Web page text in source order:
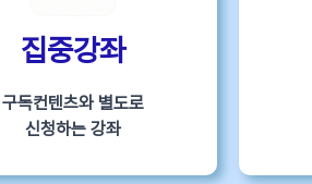
집중강좌
구독컨텐츠와 별도로
신청하는 강좌